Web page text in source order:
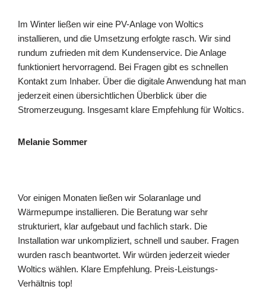
Im Winter ließen wir eine PV-Anlage von Woltics
installieren, und die Umsetzung erfolgte rasch. Wir sind
rundum zufrieden mit dem Kundenservice. Die Anlage
funktioniert hervorragend. Bei Fragen gibt es schnellen
Kontakt zum Inhaber. Über die digitale Anwendung hat man
jederzeit einen übersichtlichen Überblick über die
Stromerzeugung. Insgesamt klare Empfehlung für Woltics.
Melanie Sommer
Vor einigen Monaten ließen wir Solaranlage und
Wärmepumpe installieren. Die Beratung war sehr
strukturiert, klar aufgebaut und fachlich stark. Die
Installation war unkompliziert, schnell und sauber. Fragen
wurden rasch beantwortet. Wir würden jederzeit wieder
Woltics wählen. Klare Empfehlung. Preis-Leistungs-
Verhältnis top!